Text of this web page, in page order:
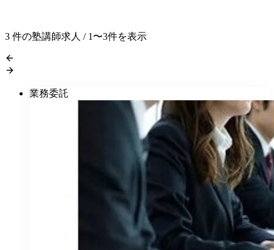
3 件の塾講師求人 / 1〜3件を表示
業務委託